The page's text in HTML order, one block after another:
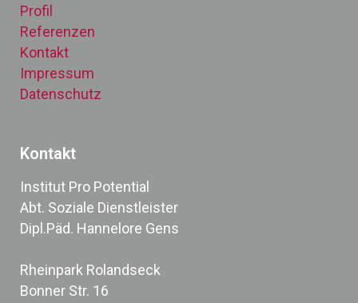
Profil
Referenzen
Kontakt
Impressum
Datenschutz
Kontakt
Institut Pro Potential
Abt. Soziale Dienstleister
Dipl.Päd. Hannelore Gens
Rheinpark Rolandseck
Bonner Str. 16